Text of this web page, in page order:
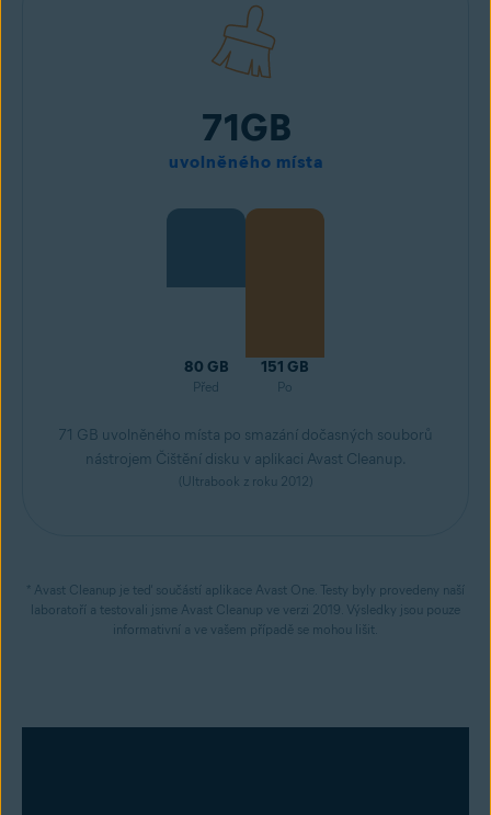
71GB
uvolněného místa
80 GB
Před
151 GB
Po
71 GB uvolněného místa po smazání dočasných souborů
nástrojem Čištění disku v aplikaci Avast Cleanup.
(Ultrabook z roku 2012)
* Avast Cleanup je teď součástí aplikace Avast One. Testy byly provedeny naší
laboratoří a testovali jsme Avast Cleanup ve verzi 2019. Výsledky jsou pouze
informativní a ve vašem případě se mohou lišit.